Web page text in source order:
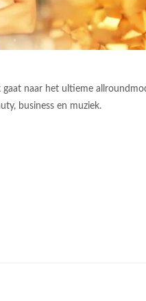
naar het ultieme
business en muziek.